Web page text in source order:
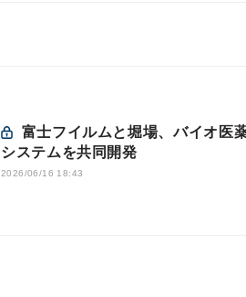
システムを共同開発
2026/06/16 18:43